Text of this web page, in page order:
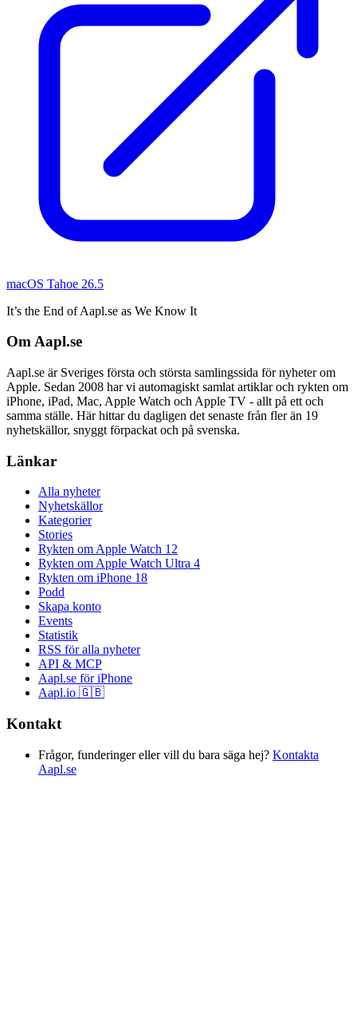
macOS Tahoe 26.5
It’s the End of Aapl.se as We Know It
Om Aapl.se
Aapl.se är Sveriges första och största samlingssida för nyheter om
Apple. Sedan 2008 har vi automagiskt samlat artiklar och rykten om
iPhone, iPad, Mac, Apple Watch och Apple TV - allt på ett och
samma ställe. Här hittar du dagligen det senaste från fler än 19
nyhetskällor, snyggt förpackat och på svenska.
Länkar
Alla nyheter
Nyhetskällor
Kategorier
Stories
Rykten om Apple Watch 12
Rykten om Apple Watch Ultra 4
Rykten om iPhone 18
Podd
Skapa konto
Events
Statistik
RSS för alla nyheter
API & MCP
Aapl.se för iPhone
Aapl.io 🇬🇧
Kontakt
Frågor, funderinger eller vill du bara säga hej? Kontakta
Aapl.se